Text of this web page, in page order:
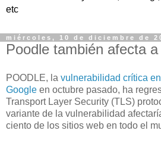
etc
miércoles, 10 de diciembre de
Poodle también afecta
POODLE, la vulnerabilidad crítica
Google en octubre pasado, ha
Transport Layer Security (TLS)
variante de la vulnerabilidad
ciento de los sitios web en todo el